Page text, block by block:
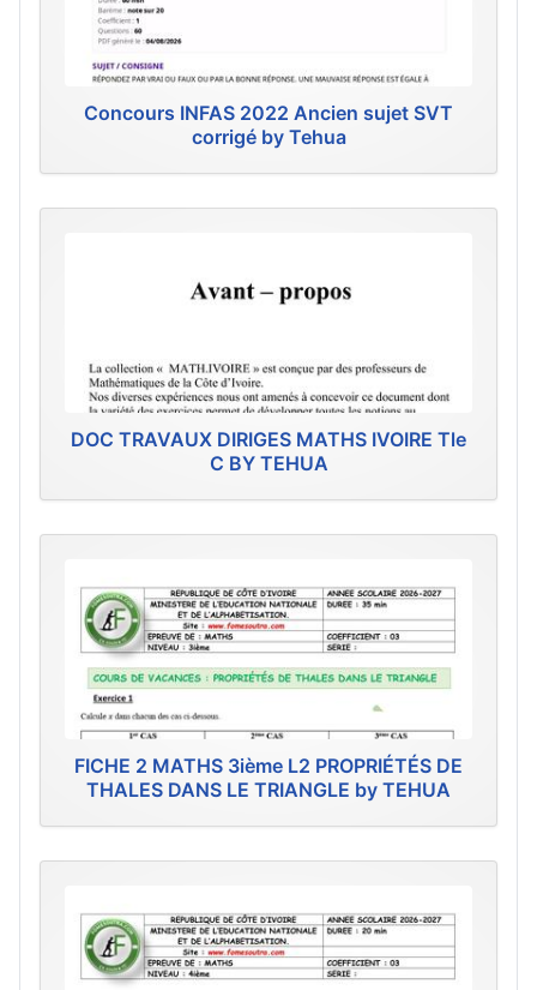
Concours INFAS 2022 Ancien sujet SVT
corrigé by Tehua
DOC TRAVAUX DIRIGES MATHS IVOIRE Tle
C BY TEHUA
FICHE 2 MATHS 3ième L2 PROPRIÉTÉS DE
THALES DANS LE TRIANGLE by TEHUA